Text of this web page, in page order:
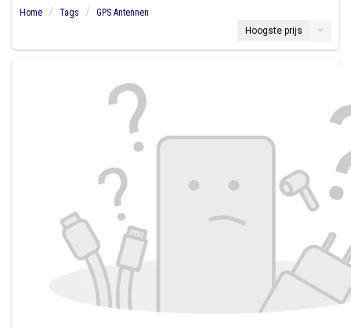
Home Tags
GPS Antennen
Hoogste prijs